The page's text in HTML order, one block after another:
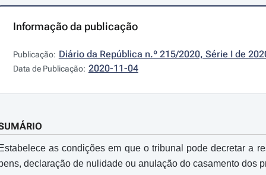
Informação da publicação
Publicação: Diário da República n.º 215/2020, Série I de
Data de Publicação: 2020-11-04
Estabelece as condições em que o tribunal pode decretar a
bens, declaração de nulidade ou anulação do casamento dos